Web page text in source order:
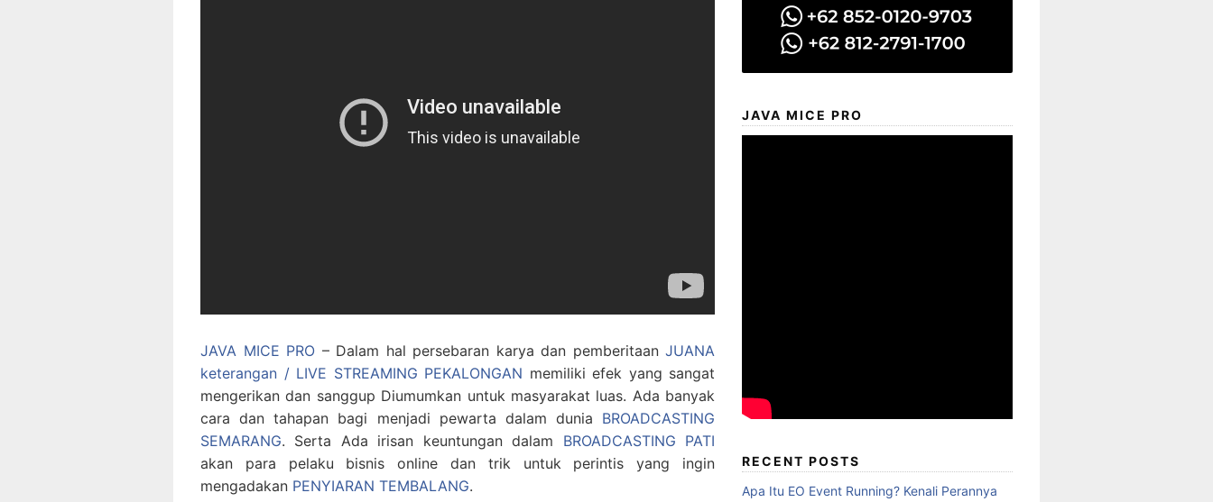
JAVA MICE PRO – Dalam hal persebaran karya dan pemberitaan JUANA
keterangan / LIVE STREAMING PEKALONGAN memiliki efek yang sangat
mengerikan dan sanggup Diumumkan untuk masyarakat luas. Ada banyak
cara dan tahapan bagi menjadi pewarta dalam dunia BROADCASTING
SEMARANG. Serta Ada irisan keuntungan dalam BROADCASTING PATI
akan para pelaku bisnis online dan trik untuk perintis yang ingin
mengadakan PENYIARAN TEMBALANG.
JAVA MICE PRO
RECENT POSTS
Apa Itu EO Event Running? Kenali Perannya